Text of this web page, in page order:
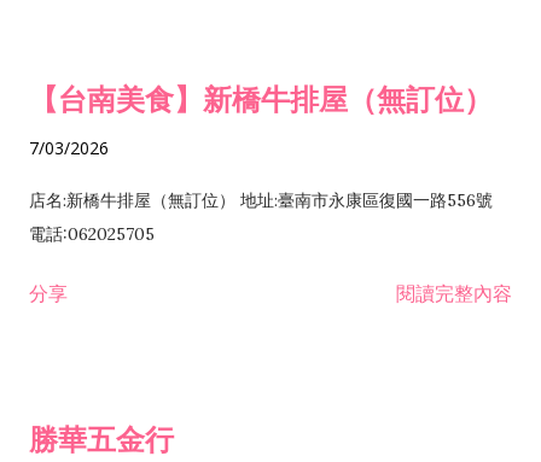
【台南美食】新橋牛排屋（無訂位）
7/03/2026
店名:新橋牛排屋（無訂位） 地址:臺南市永康區復國一路556號
電話:062025705
分享 閱讀完整內容
勝華五金行